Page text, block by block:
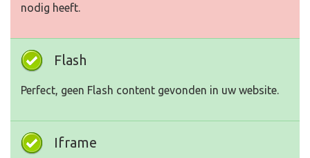
nodig heeft.
Flash
Perfect, geen Flash content gevonden in uw website.
Iframe